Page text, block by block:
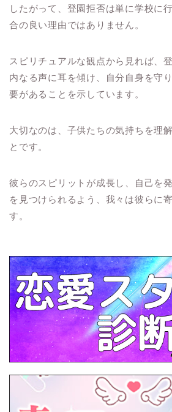
したがって、登園拒否は単に学校に
合の良い理由ではありません。
スピリチュアルな観点から見れば、
内なる声に耳を傾け、自分自身を守
要があることを示しています。
大切なのは、子供たちの気持ちを理
とです。
彼らのスピリットが成長し、自己を
を見つけられるよう、我々は彼らに
す。